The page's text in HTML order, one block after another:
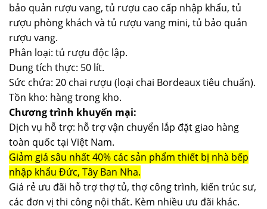
bảo quản rượu vang, tủ rượu cao cấp nhập khẩu, tủ
rượu phòng khách và tủ rượu vang mini, tủ bảo quản
rượu vang.
Phân loại: tủ rượu độc lập.
Dung tích thực: 50 lít.
Sức chứa: 20 chai rượu (loại chai Bordeaux tiêu chuẩn).
Tồn kho: hàng trong kho.
Chương trình khuyến mại:
Dịch vụ hỗ trợ: hỗ trợ vận chuyển lắp đặt giao hàng
toàn quốc tại Việt Nam.
Giảm giá sâu nhất 40% các sản phẩm thiết bị nhà bếp
nhập khẩu Đức, Tây Ban Nha.
Giá rẻ ưu đãi hỗ trợ thợ tủ, thợ công trình, kiến trúc sư,
các đơn vị thi công nội thất. Kèm nhiều ưu đãi khác.